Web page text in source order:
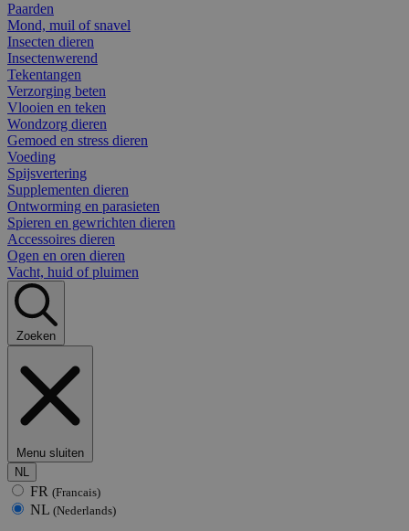
Paarden
Mond, muil of snavel
Insecten dieren
Insectenwerend
Tekentangen
Verzorging beten
Vlooien en teken
Wondzorg dieren
Gemoed en stress dieren
Voeding
Spijsvertering
Supplementen dieren
Ontworming en parasieten
Spieren en gewrichten dieren
Accessoires dieren
Ogen en oren dieren
Vacht, huid of pluimen
Zoeken
Menu sluiten
NL
FR (Francais)
NL (Nederlands)